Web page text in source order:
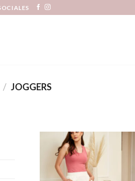
/ JOGGERS